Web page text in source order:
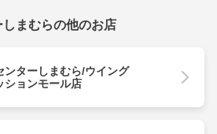
まむらの他のお店
ンターしまむら/ウイング
ションモール店